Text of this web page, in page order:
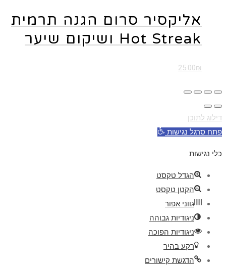
אליקסיר סרום הגנה תרמית
Hot Streak ושיקום שיער
25.00₪
דילוג לתוכן
פתח סרגל נגישות
כלי נגישות
הגדל טקסט
הקטן טקסט
גווני אפור
ניגודיות גבוהה
ניגודיות הפוכה
רקע בהיר
הדגשת קישורים